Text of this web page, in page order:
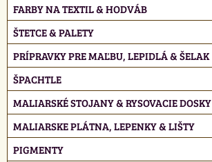
FARBY NA TEXTIL & HODVÁB
ŠTETCE & PALETY
PRÍPRAVKY PRE MAĽBU, LEPIDLÁ & ŠELAK
ŠPACHTLE
MALIARSKÉ STOJANY & RYSOVACIE DOSKY
MALIARSKE PLÁTNA, LEPENKY & LIŠTY
PIGMENTY